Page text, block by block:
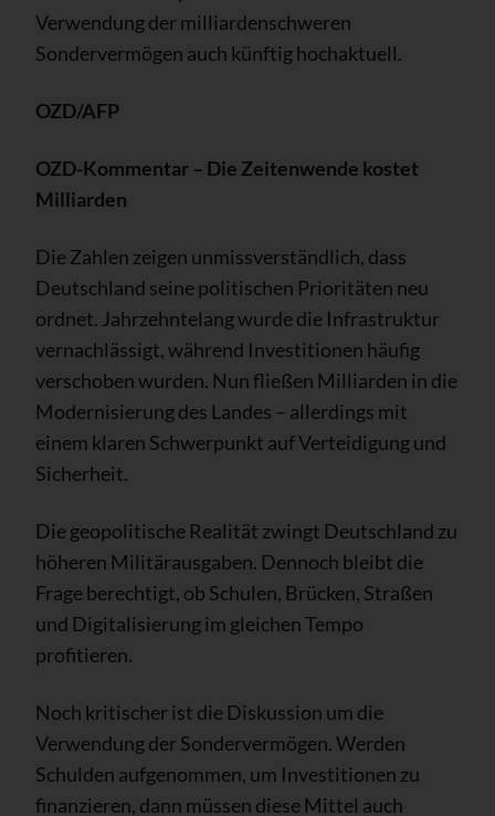
Verwendung der milliardenschweren
Sondervermögen auch künftig hochaktuell.
OZD/AFP
OZD-Kommentar – Die Zeitenwende kostet
Milliarden
Die Zahlen zeigen unmissverständlich, dass
Deutschland seine politischen Prioritäten neu
ordnet. Jahrzehntelang wurde die Infrastruktur
vernachlässigt, während Investitionen häufig
verschoben wurden. Nun fließen Milliarden in die
Modernisierung des Landes – allerdings mit
einem klaren Schwerpunkt auf Verteidigung und
Sicherheit.
Die geopolitische Realität zwingt Deutschland zu
höheren Militärausgaben. Dennoch bleibt die
Frage berechtigt, ob Schulen, Brücken, Straßen
und Digitalisierung im gleichen Tempo
profitieren.
Noch kritischer ist die Diskussion um die
Verwendung der Sondervermögen. Werden
Schulden aufgenommen, um Investitionen zu
finanzieren, dann müssen diese Mittel auch